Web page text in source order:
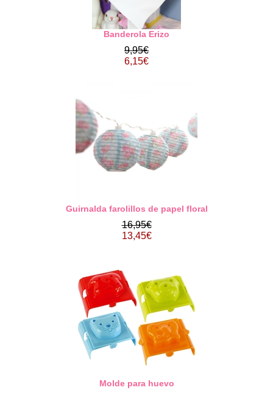
Banderola Erizo
9,95€
6,15€
Guirnalda farolillos de papel floral
16,95€
13,45€
Molde para huevo